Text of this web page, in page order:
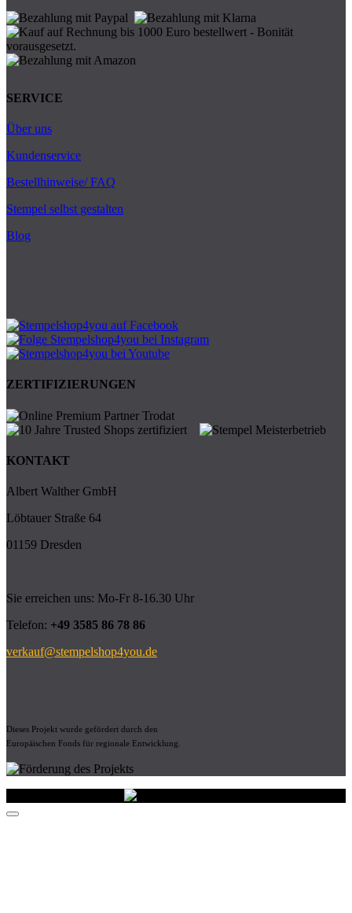
SERVICE
Über uns
Kundenservice
Bestellhinweise/ FAQ
Stempel selbst gestalten
Blog
ZERTIFIZIERUNGEN
KONTAKT
Albert Walther GmbH
Löbtauer Straße 64
01159 Dresden
Sie erreichen uns: Mo-Fr 8-16.30 Uhr
Telefon: +49 3585 86 78 86
verkauf@stempelshop4you.de
Dieses Projekt wurde gefördert durch den
Europäischen Fonds für regionale Entwicklung.